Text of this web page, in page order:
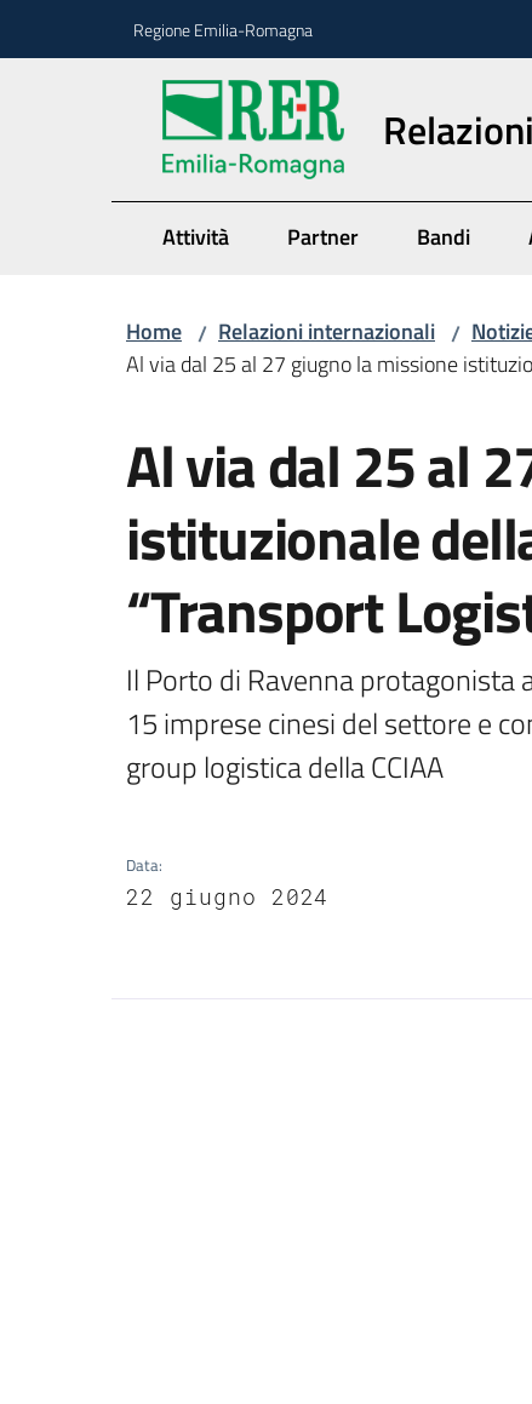
Regione Emilia-Romagna
Attività Partner Bandi
Home / Relazioni internazionali /
Al via dal 25 al 27 giugno la missione
Al via dal 25 al
istituzionale
“Transport
Il Porto di Ravenna protagonista
15 imprese cinesi del settore e
group logistica della CCIAA
Data:
22 giugno 2024